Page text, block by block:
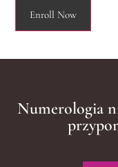
Enroll Now
Numerologia